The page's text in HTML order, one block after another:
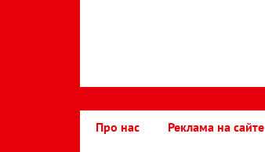
Про нас Реклама на сайте